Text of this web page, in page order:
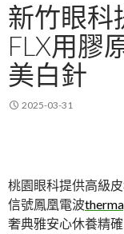
新竹眼科
FLX用膠
美白針
2025-03-31
桃園眼科提供高級
信號鳳凰電波
奢典雅安心休養精